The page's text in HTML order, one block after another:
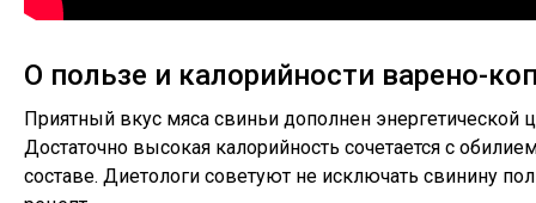
О пользе и калорийности варено-
Приятный вкус мяса свиньи дополнен энергетической
Достаточно высокая калорийность сочетается с
составе. Диетологи советуют не исключать свинину